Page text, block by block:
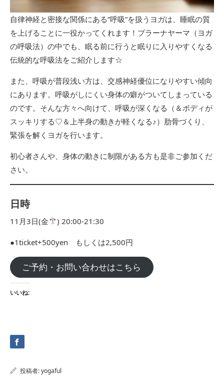
自律神経と密接な関係にある”呼吸”を扱うヨガは、睡眠の質
を上げることに一役かってくれます！プラーナヤーマ（ヨガ
の呼吸法）の中でも、眠る前に行うと眠りに入りやすくなる
伝統的な呼吸法をご紹介します☆
また、呼吸が普段浅い方は、交感神経優位になりやすい傾向
にあります。呼吸がしにくい身体の癖がついてしまっている
のです。そんな方々へ向けて、呼吸が深くなる（＆ボディが
スッキリする♡＆上半身の動きが軽くなる♪）肋骨づくり、
緊張を解くヨガを行います。
初心者さんや、身体の動きに制限がある方も是非ご参加くだ
さい。
日時
11月3日(金 ) 20:00-21:30
●1ticket+500yen もしくは2,500円
ご予約・お問い合わせはこちら
いいね:
投稿者:yogaful